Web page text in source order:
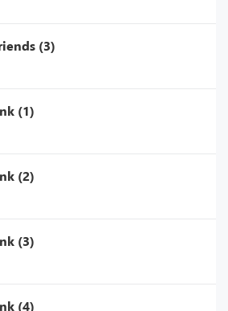
(3)
(1)
(2)
(3)
(4)